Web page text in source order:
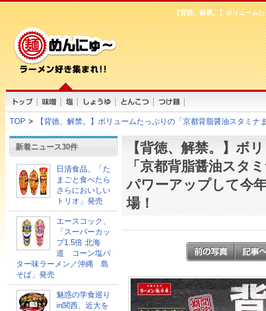
【背徳、解禁。】ボリューム
TOP > 【背徳、解禁。】ボリュームたっぷりの「京都背脂醤油スタミ
新着ニュース30件
日清食品、「た
まごと食べたら
さらにおいしい
トリオ」発売
エースコック、
「スーパーカッ
プ1.5倍 北海
道 コーン塩バ
ター味ラーメン／沖縄 島
そば」発売
魅惑の学食巡り
in関西、近大を
【背徳、解禁。】ボ
「京都背脂醤油スタ
パワーアップして今
場！